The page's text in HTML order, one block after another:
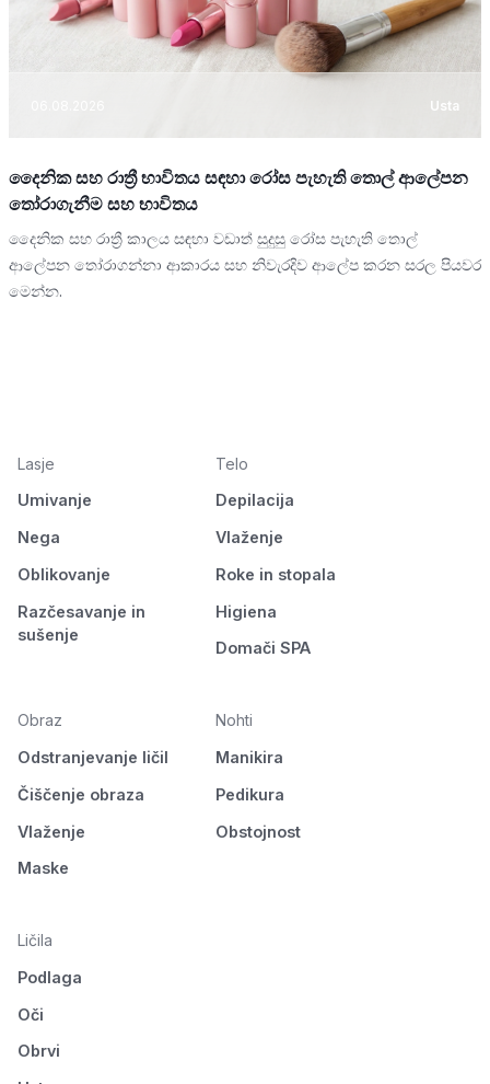
Usta
දෛනික සහ රාත්‍රී භාවිතය සඳහා රෝස පැහැති තොල් ආලේපන
තෝරාගැනීම සහ භාවිතය
දෛනික සහ රාත්‍රී කාලය සඳහා වඩාත් සුදුසු රෝස පැහැති තොල්
ආලේපන තෝරාගන්නා ආකාරය සහ නිවැරදිව ආලේප කරන සරල පියවර
මෙන්න.
Lasje
Umivanje
Nega
Oblikovanje
Razčesavanje in
sušenje
Telo
Depilacija
Vlaženje
Roke in stopala
Higiena
Domači SPA
Obraz
Odstranjevanje ličil
Čiščenje obraza
Vlaženje
Maske
Nohti
Manikira
Pedikura
Obstojnost
Ličila
Podlaga
Oči
Obrvi